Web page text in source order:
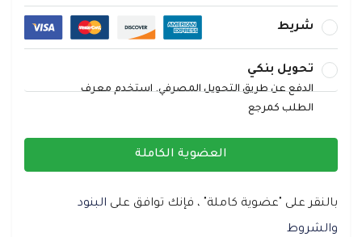
شريط
تحويل بنكي
الدفع عن طريق التحويل المصرفي. استخدم معرف
الطلب كمرجع
العضوية الكاملة
بالنقر على "عضوية كاملة" ، فإنك توافق على البنود
والشروط